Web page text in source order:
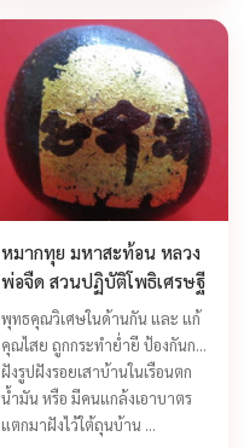
หมากทุย มหาสะท้อน หลวง
พ่อจืด สวนปฏิบัติโพธิเศรษฐี
พุทธคุณวิเศษในด้านกัน และ แก้
คุณไสย ถูกกระทำย่ำยี ป้องกันการ
ฝังรูปฝังรอยเสาบ้านในเรือนตก
น้ำมัน หรือ มีคนแกล้งเอาบาตร
แตกมาฝังไว้ใต้ถุนบ้าน ...